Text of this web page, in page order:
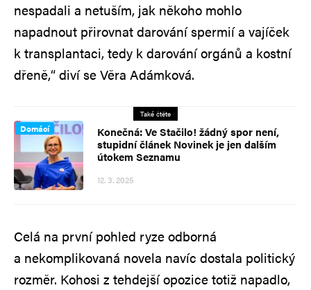
nespadali a netuším, jak někoho mohlo
napadnout přirovnat darování spermií a vajíček
k transplantaci, tedy k darování orgánů a kostní
dřeně,“ diví se Věra Adámková.
Také čtěte
Domácí
Konečná: Ve Stačilo! žádný spor není,
stupidní článek Novinek je jen dalším
útokem Seznamu
12. 3. 2025
Celá na první pohled ryze odborná
a nekomplikovaná novela navíc dostala politický
rozměr. Kohosi z tehdejší opozice totiž napadlo,